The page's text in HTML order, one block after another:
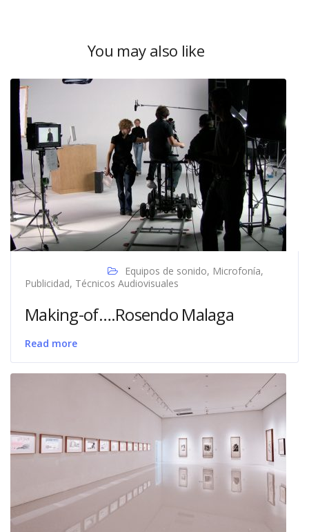
You may also like
Equipos de sonido, Microfonía,
Publicidad, Técnicos Audiovisuales
Making-of….Rosendo Malaga
Read more